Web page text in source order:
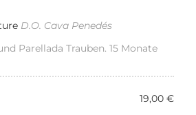
D.O. Cava Penedés
Parellada Trauben. 15 Monate
19,00 €